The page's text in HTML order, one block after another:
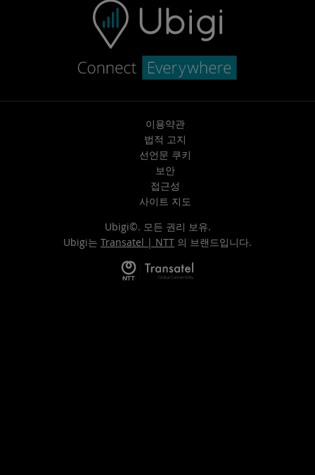
이용약관
법적 고지
선언문 쿠키
보안
접근성
사이트 지도
Ubigi©. 모든 권리 보유.
Ubigi는 Transatel | NTT 의 브랜드입니다.